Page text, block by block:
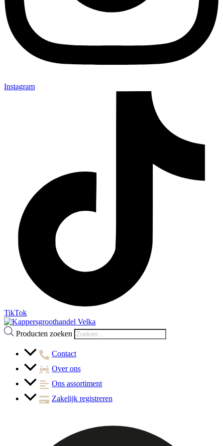
Instagram
TikTok
Producten zoeken
Contact
Over ons
Ons assortiment
Zakelijk registreren